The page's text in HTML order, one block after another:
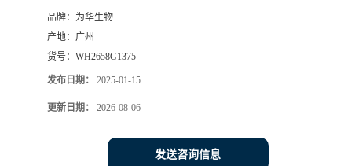
品牌： 为华生物
产地： 广州
货号： WH2658G1375
发布日期： 2025-01-15
更新日期： 2026-08-06
发送咨询信息